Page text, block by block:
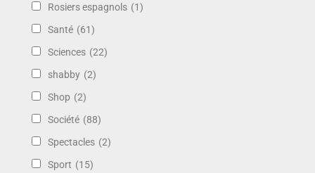
Rosiers espagnols (1)
Santé (61)
Sciences (22)
shabby (2)
Shop (2)
Société (88)
Spectacles (2)
Sport (15)